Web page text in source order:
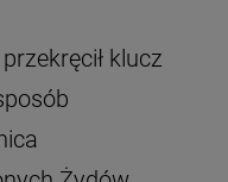
klucz